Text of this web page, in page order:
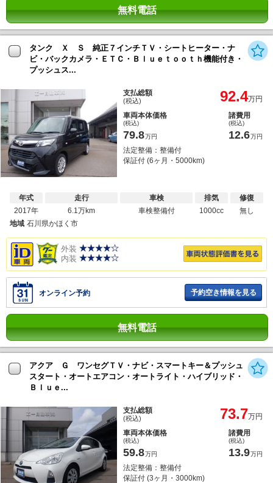
無料電話
タンク Ｘ Ｓ 純正７インチＴＶ・シートヒーター・ナ
ビ・バックカメラ・ＥＴＣ・Ｂｌｕｅｔｏｏｔｈ機能付き・
プッシュス...
支払総額
(税込) 92.4万円
車両本体価格
(税込)
79.8万円
諸費用
(税込)
12.6万円
法定整備：整備付
保証付 (6ヶ月・5000km)
年式
2017年
走行
6.1万km
車検
車検整備付
排気
1000cc
修復
無し
地域 石川県かほく市
外装
内装
オンライン予約 予約空き情報を見る
無料電話
アクア Ｇ ワンセグＴＶ・ナビ・スマートキー＆プッシュ
スタート・オートエアコン・オートライト・ハイブリッド・
Ｂｌｕｅ...
支払総額
(税込) 73.7万円
車両本体価格
(税込)
59.8万円
諸費用
(税込)
13.9万円
法定整備：整備付
保証付 (3ヶ月・3000km)